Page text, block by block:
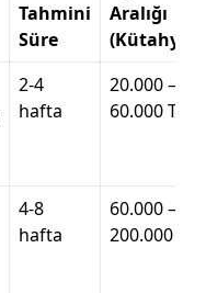
Tahmini
Süre
Aralığı
(Kütahya)
2-4
hafta
20.000 –
60.000 TL
4-8
hafta
60.000 –
200.000 TL